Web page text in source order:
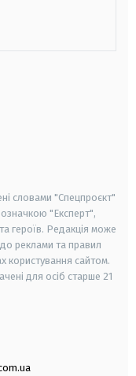
словами "Спецпроєкт"
"Експерт",
героїв. Редакція може
реклами та правил
користування сайтом.
для осіб старше 21